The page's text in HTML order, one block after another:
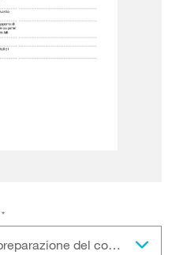
*
Lista di controllo per la preparazione del concett